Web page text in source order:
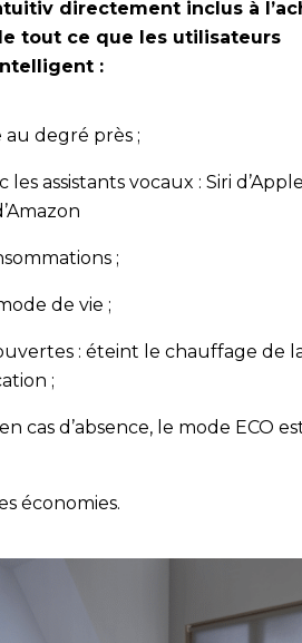
directement inclus à
tout ce que les utilisateurs
:
degré près ;
assistants vocaux : Siri
;
de vie ;
: éteint le chauffage de
;
cas d’absence, le mode ECO
économies.